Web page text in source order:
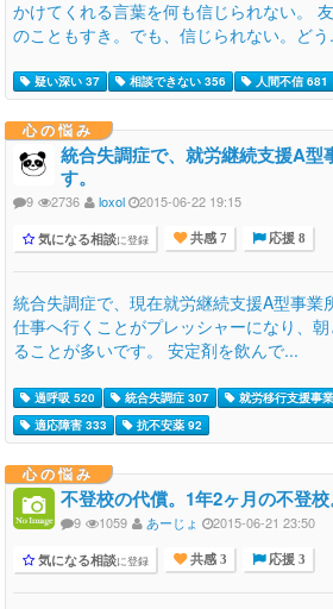
かけてくれる言葉を何も信じられない。
のこともすき。でも、信じられない。どう
疑い深い 37 相談できない 356 人間不信 681
心の悩み
統合失調症で、就労継続支援A型
す。
9 2736 loxol 2015-06-22 19:15
気になる相談に登録 共感 7 応援 8
統合失調症で、現在就労継続支援A型事業
仕事へ行くことがプレッシャーになり、
ることが多いです。 安定剤を飲んで...
過呼吸 520 統合失調症 307 就労移行支援事
適応障害 333
抗不安薬 92
心の悩み
不登校の代償。1年2ヶ月の不登校
9 1059 あーじょ 2015-06-21 23:50
気になる相談に登録 共感 3 応援 3